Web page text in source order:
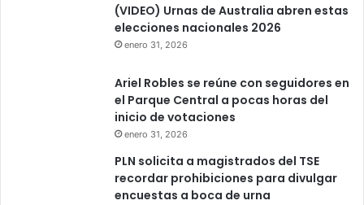
(VIDEO) Urnas de Australia abren estas
elecciones nacionales 2026
enero 31, 2026
Ariel Robles se reúne con seguidores en
el Parque Central a pocas horas del
inicio de votaciones
enero 31, 2026
PLN solicita a magistrados del TSE
recordar prohibiciones para divulgar
encuestas a boca de urna